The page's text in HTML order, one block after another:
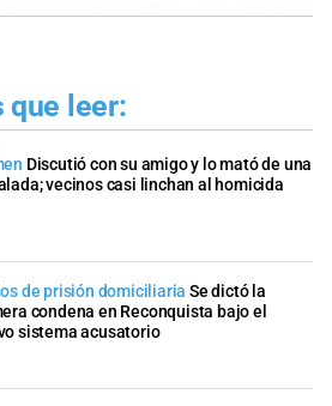
que leer:
Discutió con su amigo y lo mató de una
vecinos casi linchan al homicida
de prisión domiciliaria Se dictó la
condena en Reconquista bajo el
sistema acusatorio